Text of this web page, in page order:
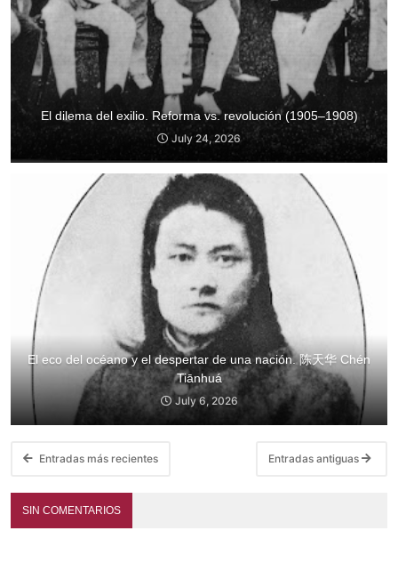
El dilema del exilio. Reforma vs. revolución (1905–1908)
July 24, 2026
El eco del océano y el despertar de una nación. 陈天华 Chén
Tiānhuá
July 6, 2026
Entradas más recientes Entradas antiguas
SIN COMENTARIOS